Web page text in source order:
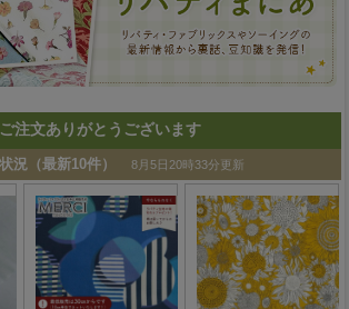
ご注文ありがとうございます